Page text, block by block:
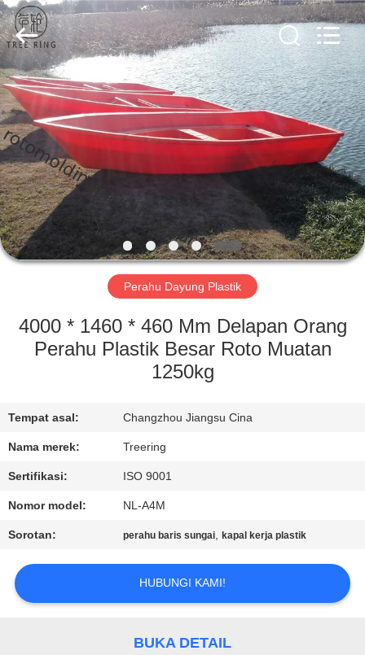
RUMAH
PRODUK
VIDEO
TENTANG
KAMI
TUR
PABRIK
KUALITAS
HUBUNGI
KAMI
PENAWARAN
Treering
Plastics
CO.,
ltd.
All
Rights
Reserved.
Perahu Dayung Plastik
4000 * 1460 * 460 Mm Delapan Orang
Perahu Plastik Besar Roto Muatan
1250kg
Tempat asal: Changzhou Jiangsu Cina
Nama merek: Treering
Sertifikasi: ISO 9001
Nomor model: NL-A4M
Sorotan: perahu baris sungai,kapal kerja plastik
HUBUNGI KAMI!
BUKA DETAIL